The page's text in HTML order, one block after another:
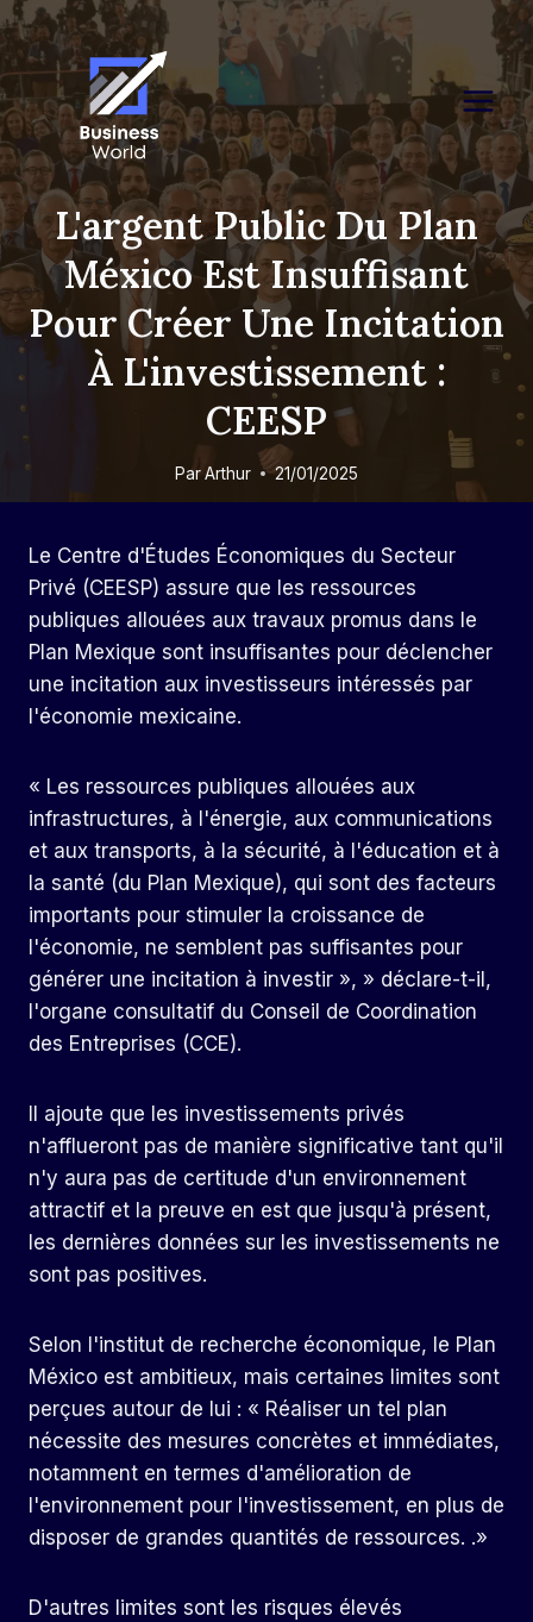
Skip
content
L'argent Public Du Plan
México Est Insuffisant
Pour Créer Une Incitation
À L'investissement :
CEESP
ParArthur 21/01/2025
Le Centre d'Études Économiques du Secteur
Privé (CEESP) assure que les ressources
publiques allouées aux travaux promus dans le
Plan Mexique sont insuffisantes pour déclencher
une incitation aux investisseurs intéressés par
l'économie mexicaine.
« Les ressources publiques allouées aux
infrastructures, à l'énergie, aux communications
et aux transports, à la sécurité, à l'éducation et à
la santé (du Plan Mexique), qui sont des facteurs
importants pour stimuler la croissance de
l'économie, ne semblent pas suffisantes pour
générer une incitation à investir », » déclare-t-il,
l'organe consultatif du Conseil de Coordination
des Entreprises (CCE).
Il ajoute que les investissements privés
n'afflueront pas de manière significative tant qu'il
n'y aura pas de certitude d'un environnement
attractif et la preuve en est que jusqu'à présent,
les dernières données sur les investissements ne
sont pas positives.
Selon l'institut de recherche économique, le Plan
México est ambitieux, mais certaines limites sont
perçues autour de lui : « Réaliser un tel plan
nécessite des mesures concrètes et immédiates,
notamment en termes d'amélioration de
l'environnement pour l'investissement, en plus de
disposer de grandes quantités de ressources. .»
D'autres limites sont les risques élevés